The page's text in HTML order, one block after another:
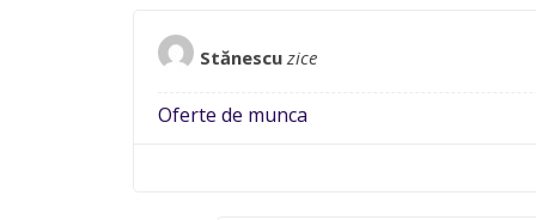
Stănescuzice
Oferte de munca